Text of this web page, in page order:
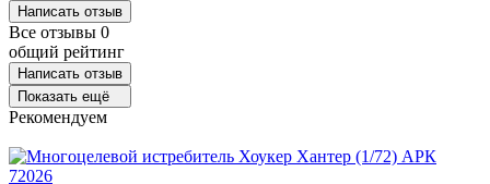
Написать отзыв
Все отзывы 0
общий рейтинг
Написать отзыв
Показать ещё
Рекомендуем